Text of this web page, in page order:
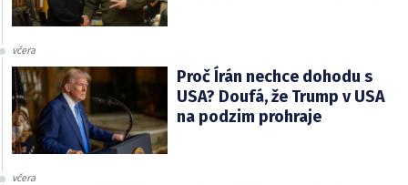
včera
Proč Írán nechce dohodu s
USA? Doufá, že Trump v USA
na podzim prohraje
včera